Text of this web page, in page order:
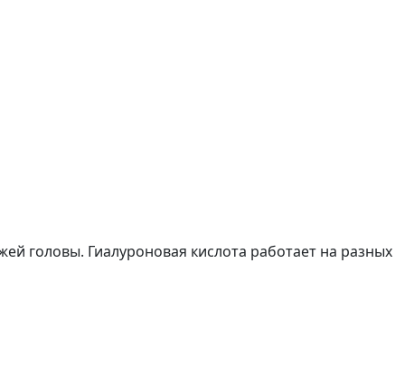
головы. Гиалуроновая кислота работает на разных